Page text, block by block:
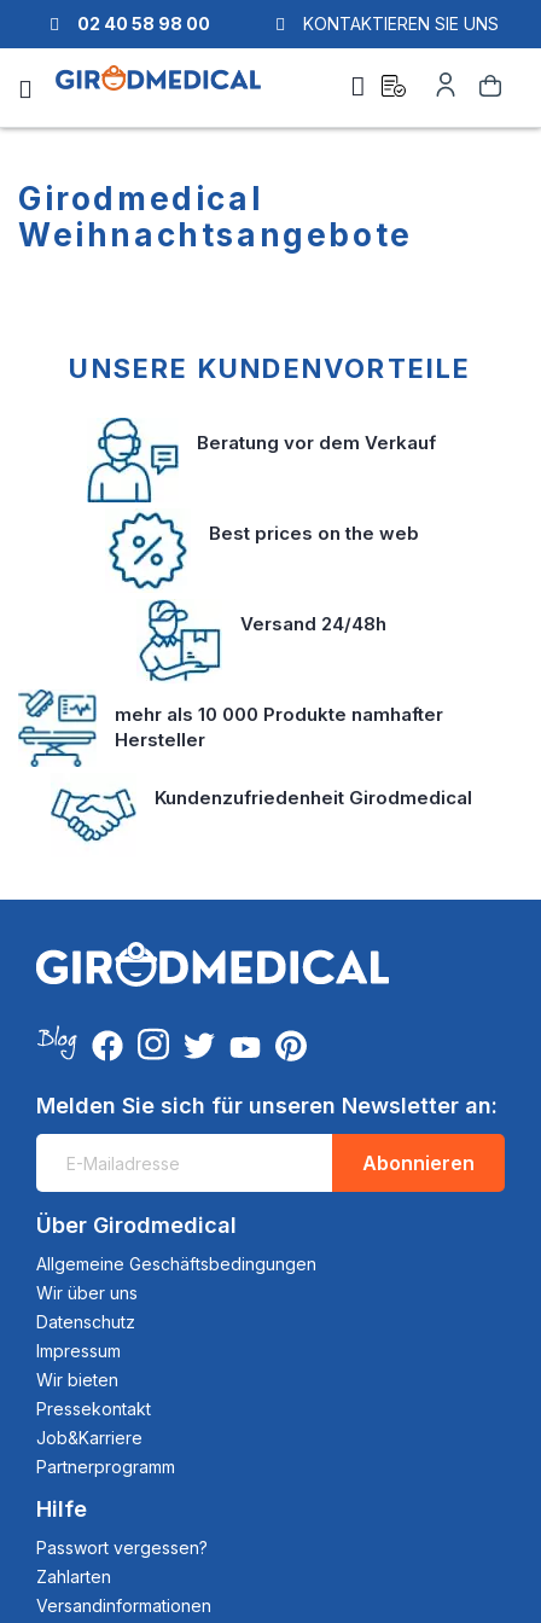
02 40 58 98 00 KONTAKTIEREN SIE UNS
Suche
quote
Konto
Girodmedical
Weihnachtsangebote
UNSERE KUNDENVORTEILE
Beratung vor dem Verkauf
Best prices on the web
Versand 24/48h
mehr als 10 000 Produkte namhafter
Hersteller
Kundenzufriedenheit Girodmedical
Melden Sie sich für unseren Newsletter an:
Abonnieren
Über Girodmedical
Allgemeine Geschäftsbedingungen
Wir über uns
Datenschutz
Impressum
Wir bieten
Pressekontakt
Job&Karriere
Partnerprogramm
Hilfe
Passwort vergessen?
Zahlarten
Versandinformationen